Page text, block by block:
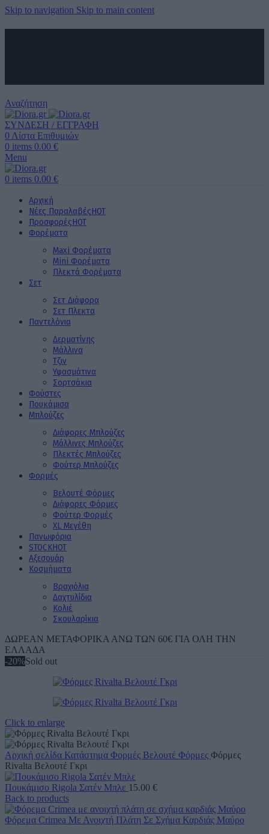
Skip to navigation Skip to main content
Αναζήτηση
ΣΥΝΔΕΣΗ / ΕΓΓΡΑΦΗ
0 Λίστα Επιθυμιών
0 items 0.00 €
Menu
0 items 0.00 €
Αρχική
Νέες ΠαραλαβέςHOT
ΠροσφορέςHOT
Φορέματα
Maxi Φορέματα
Mini Φορέματα
Πλεκτά Φορέματα
Σετ
Σετ Διάφορα
Σετ Πλεκτα
Παντελόνια
Δερματίνης
Μάλλινα
Τζιν
Υφασμάτινα
Σορτσάκια
Φούστες
Πουκάμισα
Μπλούζες
Διάφορες Μπλούζες
Μάλλινες Μπλούζες
Πλεκτές Μπλούζες
Φούτερ Μπλούζες
Φορμές
Βελουτέ Φόρμες
Διάφορες Φόρμες
Φούτερ Φορμές
XL Μεγέθη
Πανωφόρια
STOCKΗΟΤ
Aξεσουάρ
Κοσμήματα
Βραχιόλια
Δαχτυλίδια
Κολιέ
Σκουλαρίκια
ΔΩΡΕΑΝ ΜΕΤΑΦΟΡΙΚΑ ΑΝΩ ΤΩΝ 60€ ΓΙΑ ΟΛΗ ΤΗΝ
ΕΛΛΑΔΑ
-20%Sold out
Click to enlarge
Αρχική σελίδα Κατάστημα Φορμές Βελουτέ Φόρμες Φόρμες
Rivalta Βελουτέ Γκρι
Πουκάμισο Rigola Σατέν Μπλε 15.00 €
Back to products
Φόρεμα Crimea Με Ανοιχτή Πλάτη Σε Σχήμα Καρδιάς Μαύρο